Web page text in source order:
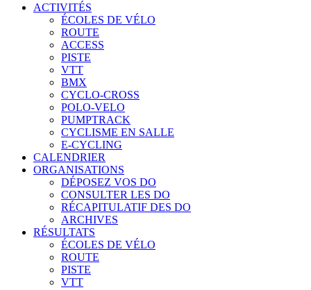
ACTIVITÉS
ÉCOLES DE VÉLO
ROUTE
ACCESS
PISTE
VTT
BMX
CYCLO-CROSS
POLO-VELO
PUMPTRACK
CYCLISME EN SALLE
E-CYCLING
CALENDRIER
ORGANISATIONS
DÉPOSEZ VOS DO
CONSULTER LES DO
RÉCAPITULATIF DES DO
ARCHIVES
RÉSULTATS
ÉCOLES DE VÉLO
ROUTE
PISTE
VTT